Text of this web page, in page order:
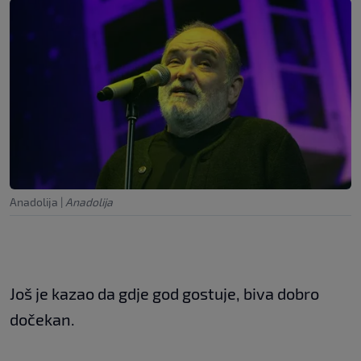
Anadolija | Anadolija
Još je kazao da gdje god gostuje, biva dobro
dočekan.